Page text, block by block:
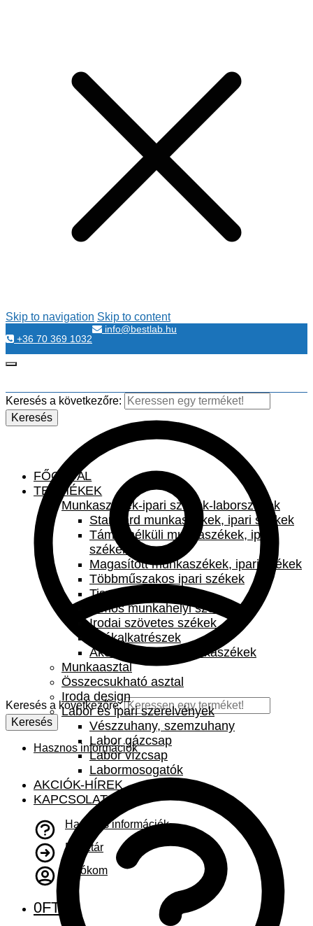
Skip to navigation Skip to content
+36 70 369 1032
info@bestlab.hu
Keresés a következőre:
Keresés
Hasznos információk
Keresés a következőre:
Keresés
FŐOLDAL
TERMÉKEK
Munkaszékek-ipari székek-laborszékek
Standard munkaszékek, ipari székek
Támla nélküli munkaszékek, ipari
székek
Magasított munkaszékek, ipari székek
Többműszakos ipari székek
Tisztatéri székek
Bimos munkahelyi székek
Irodai szövetes székek
Székalkatrészek
Akciók – akciós munkaszékek
Munkaasztal
Összecsukható asztal
Iroda design
Labor és ipari szerelvények
Vészzuhany, szemzuhany
Labor gázcsap
Labor vízcsap
Labormosogatók
AKCIÓK-HÍREK
KAPCSOLAT
Hasznos információk
Pénztár
A fiókom
0FT